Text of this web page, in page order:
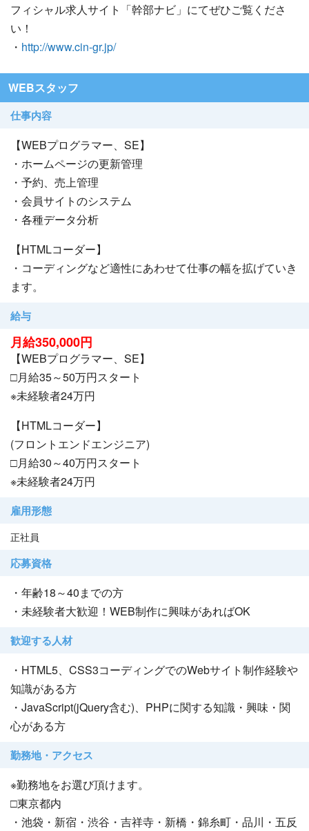
フィシャル求人サイト「幹部ナビ」にてぜひご覧くださ
い！
・ http://www.cin-gr.jp/
WEBスタッフ
仕事内容
【WEBプログラマー、SE】
・ホームページの更新管理
・予約、売上管理
・会員サイトのシステム
・各種データ分析
【HTMLコーダー】
・コーディングなど適性にあわせて仕事の幅を拡げていき
ます。
給与
月給350,000円
【WEBプログラマー、SE】
□月給35～50万円スタート
※未経験者24万円
【HTMLコーダー】
(フロントエンドエンジニア)
□月給30～40万円スタート
※未経験者24万円
雇用形態
正社員
応募資格
・年齢18～40までの方
・未経験者大歓迎！WEB制作に興味があればOK
歓迎する人材
・HTML5、CSS3コーディングでのWebサイト制作経験や
知識がある方
・JavaScript(jQuery含む)、PHPに関する知識・興味・関
心がある方
勤務地・アクセス
※勤務地をお選び頂けます。
□東京都内
・池袋・新宿・渋谷・吉祥寺・新橋・錦糸町・品川・五反